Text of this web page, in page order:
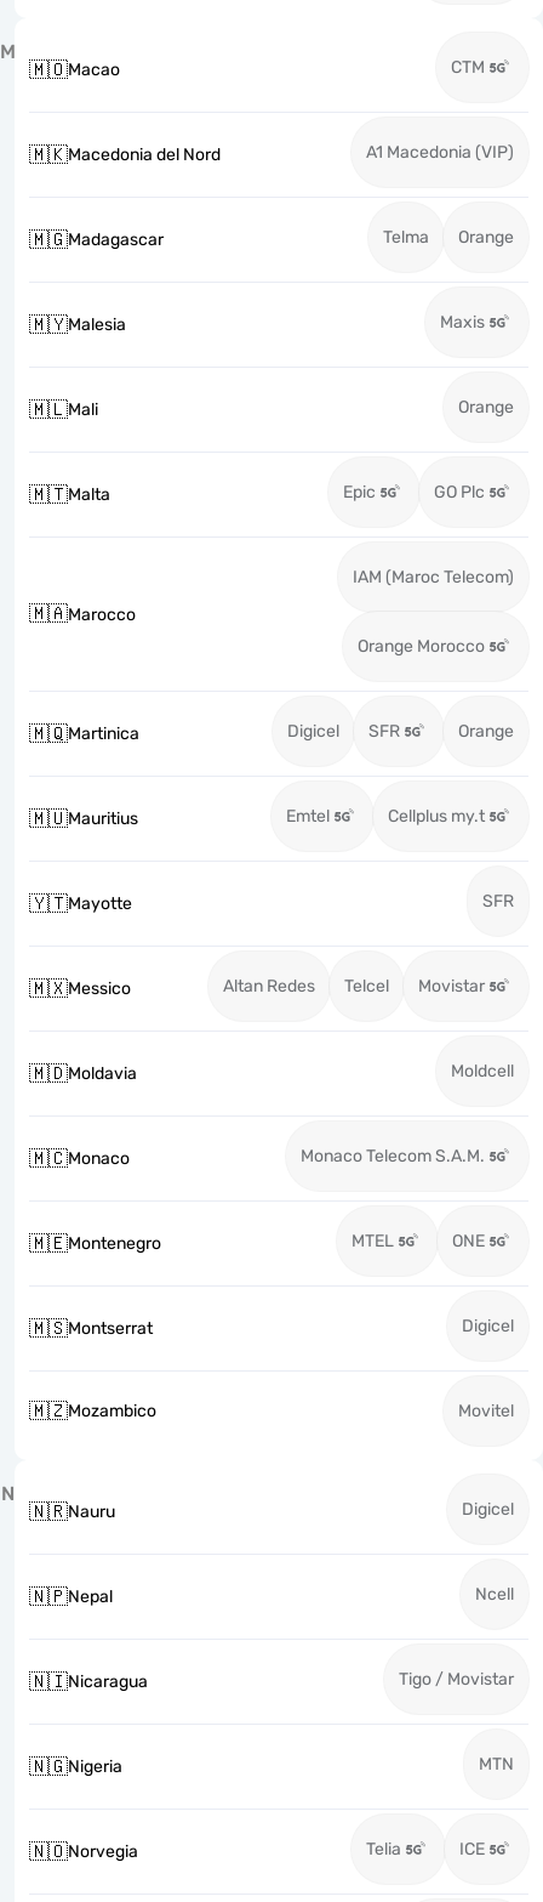
M
🇲🇴Macao CTM
🇲🇰Macedonia del Nord A1 Macedonia (VIP)
🇲🇬Madagascar Telma Orange
🇲🇾Malesia Maxis
🇲🇱Mali Orange
🇲🇹Malta Epic GO Plc
🇲🇦Marocco
IAM (Maroc Telecom)
Orange Morocco
🇲🇶Martinica Digicel SFR Orange
🇲🇺Mauritius Emtel Cellplus my.t
🇾🇹Mayotte SFR
🇲🇽Messico Altan Redes Telcel Movistar
🇲🇩Moldavia Moldcell
🇲🇨Monaco Monaco Telecom S.A.M.
🇲🇪Montenegro MTEL ONE
🇲🇸Montserrat Digicel
🇲🇿Mozambico Movitel
N
🇳🇷Nauru Digicel
🇳🇵Nepal Ncell
🇳🇮Nicaragua Tigo / Movistar
🇳🇬Nigeria MTN
🇳🇴Norvegia Telia ICE